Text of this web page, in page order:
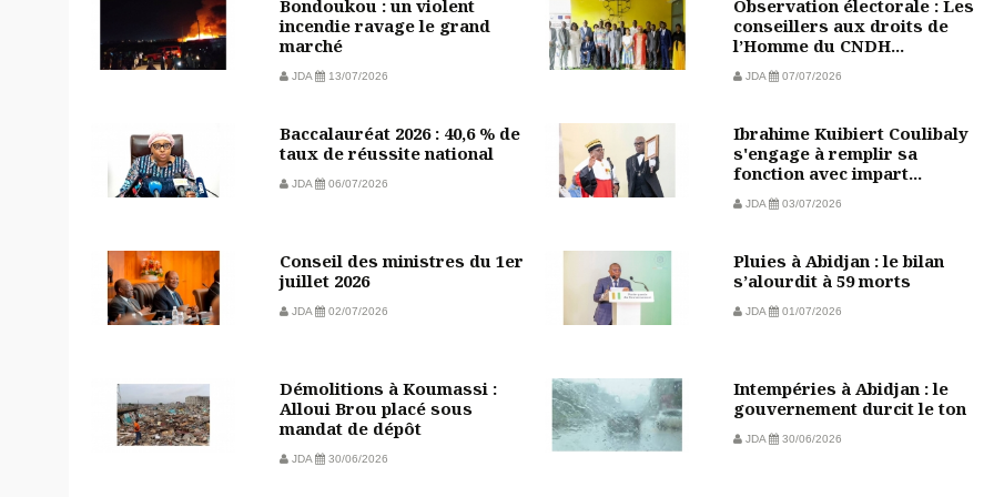
Bondoukou : un violent
incendie ravage le grand
marché
JDA 13/07/2026
Observation électorale : Les
conseillers aux droits de
l’Homme du CNDH...
JDA 07/07/2026
Baccalauréat 2026 : 40,6 % de
taux de réussite national
JDA 06/07/2026
Ibrahime Kuibiert Coulibaly
s'engage à remplir sa
fonction avec impart...
JDA 03/07/2026
Conseil des ministres du 1er
juillet 2026
JDA 02/07/2026
Pluies à Abidjan : le bilan
s’alourdit à 59 morts
JDA 01/07/2026
Démolitions à Koumassi :
Alloui Brou placé sous
mandat de dépôt
JDA 30/06/2026
Intempéries à Abidjan : le
gouvernement durcit le ton
JDA 30/06/2026